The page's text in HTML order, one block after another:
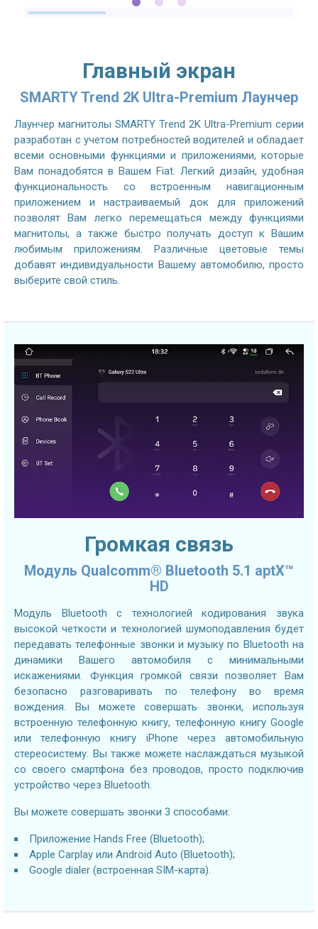
Главный экран
SMARTY Trend 2K Ultra-Premium Лаунчер
Лаунчер магнитолы SMARTY Trend 2K Ultra-Premium серии
разработан с учетом потребностей водителей и обладает
всеми основными функциями и приложениями, которые
Вам понадобятся в Вашем Fiat. Легкий дизайн, удобная
функциональность со встроенным навигационным
приложением и настраиваемый док для приложений
позволят Вам легко перемещаться между функциями
магнитолы, а также быстро получать доступ к Вашим
любимым приложениям. Различные цветовые темы
добавят индивидуальности Вашему автомобилю, просто
выберите свой стиль.
Громкая связь
Модуль Qualcomm® Bluetooth 5.1 aptX™
HD
Модуль Bluetooth с технологией кодирования звука
высокой четкости и технологией шумоподавления будет
передавать телефонные звонки и музыку по Bluetooth на
динамики Вашего автомобиля с минимальными
искажениями. Функция громкой связи позволяет Вам
безопасно разговаривать по телефону во время
вождения. Вы можете совершать звонки, используя
встроенную телефонную книгу, телефонную книгу Google
или телефонную книгу iPhone через автомобильную
стереосистему. Вы также можете наслаждаться музыкой
со своего смартфона без проводов, просто подключив
устройство через Bluetooth.
Вы можете совершать звонки 3 способами:
Приложение Hands Free (Bluetooth);
Apple Carplay или Android Auto (Bluetooth);
Google dialer (встроенная SIM-карта).